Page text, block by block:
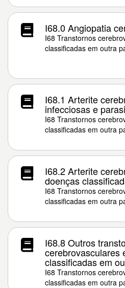
I68.0 Angiopatia
I68 Transtornos
classificadas em outra
I68.1 Arterite
infecciosas e
I68 Transtornos
classificadas em outra
I68.2 Arterite
doenças
I68 Transtornos
classificadas em outra
I68.8 Outros
cerebrovasculares
classificadas em
I68 Transtornos
classificadas em outra